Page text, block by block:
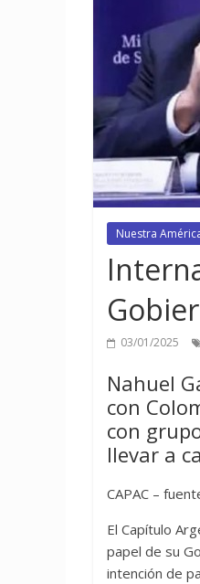
Nuestra
03/01/2025
Nahuel
con
con
llevar a
CAPAC –
El Capítulo
papel de su
intención de